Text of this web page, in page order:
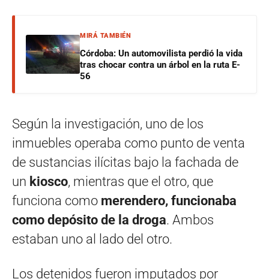
MIRÁ TAMBIÉN
Córdoba: Un automovilista perdió la vida
tras chocar contra un árbol en la ruta E-
56
Según la investigación, uno de los
inmuebles operaba como punto de venta
de sustancias ilícitas bajo la fachada de
un kiosco, mientras que el otro, que
funciona como merendero, funcionaba
como depósito de la droga. Ambos
estaban uno al lado del otro.
Los detenidos fueron imputados por